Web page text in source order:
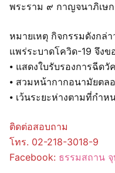
พระราม ๙ กาญจนาภิเษก
หมายเหตุ กิจกรรมดังกล่
แพร่ระบาดโควิด-19 จึง
⦁ แสดงใบรับรองการฉีด
⦁ สวมหน้ากากอนามัยตลอ
⦁ เว้นระยะห่างตามที่กำห
ติดต่อสอบถาม
โทร. 02-218-3018-9
Facebook: ธรรมสถาน